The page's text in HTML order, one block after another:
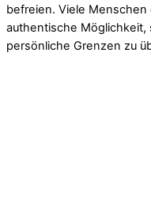
befreien. Viele
authentische Möglichkeit,
persönliche Grenzen zu